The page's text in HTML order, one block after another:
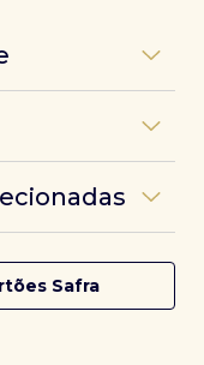
únicos, como
limite no cartão e
salas VIP Dragon
Safra